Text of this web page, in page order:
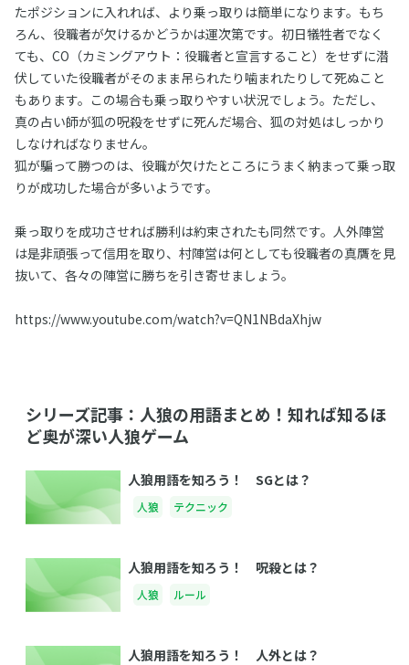
たポジションに入れれば、より乗っ取りは簡単になります。もち
ろん、役職者が欠けるかどうかは運次第です。初日犠牲者でなく
ても、CO（カミングアウト：役職者と宣言すること）をせずに潜
伏していた役職者がそのまま吊られたり噛まれたりして死ぬこと
もあります。この場合も乗っ取りやすい状況でしょう。ただし、
真の占い師が狐の呪殺をせずに死んだ場合、狐の対処はしっかり
しなければなりません。
狐が騙って勝つのは、役職が欠けたところにうまく納まって乗っ取
りが成功した場合が多いようです。
乗っ取りを成功させれば勝利は約束されたも同然です。人外陣営
は是非頑張って信用を取り、村陣営は何としても役職者の真贋を見
抜いて、各々の陣営に勝ちを引き寄せましょう。
https://www.youtube.com/watch?v=QN1NBdaXhjw
シリーズ記事：人狼の用語まとめ！知れば知るほ
ど奥が深い人狼ゲーム
人狼用語を知ろう！ SGとは？
人狼 テクニック
人狼用語を知ろう！ 呪殺とは？
人狼 ルール
人狼用語を知ろう！ 人外とは？